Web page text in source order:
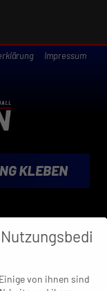
Impressum
von ihnen sind